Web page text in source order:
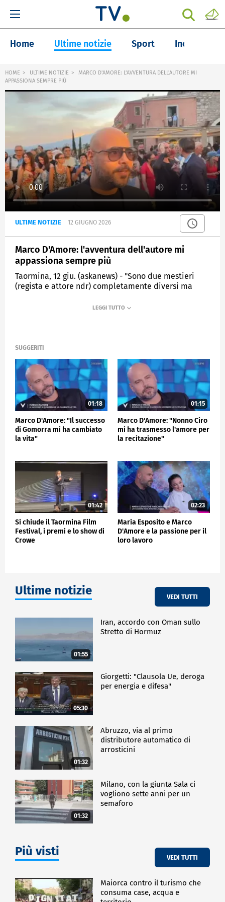
Home Ultime notizie Sport Inchieste
HOME ULTIME NOTIZIE
MARCO D'AMORE: L'AVVENTURA DELL'AUTORE MI
APPASSIONA SEMPRE PIÙ
ULTIME NOTIZIE 12 GIUGNO 2026
Marco D'Amore: l'avventura dell'autore mi
appassiona sempre più
Taormina, 12 giu. (askanews) - "Sono due mestieri
(regista e attore ndr) completamente diversi ma
prende la responsabilità di raccontare in prima
Festival, dove ha presentato il nuovo film in cui
Chiesa, rispondendo a una domanda su cosa lo
appassionasse maggiormente tra la regia e la
recitazione.
E parlando del successo di "Gomorra Le Origini",
interrogato su una possibile nuova stagione, ha
detto: "Se ci aspettate siamo contenti, è un processo
lungo, che deve questi ragionamenti alla qualità che
abbiamo raccontato e al desiderio di replicarla".
CRONACA
SUGGERITI
01:18
Marco D'Amore: "Il successo
di Gomorra mi ha cambiato
la vita"
01:15
Marco D'Amore: "Nonno Ciro
mi ha trasmesso l'amore per
la recitazione"
01:42
Si chiude il Taormina Film
Festival, i premi e lo show di
Crowe
02:23
Maria Esposito e Marco
D'Amore e la passione per il
loro lavoro
Ultime notizie VEDI TUTTI
01:55
Iran, accordo con Oman sullo
Stretto di Hormuz
05:30
Giorgetti: "Clausola Ue, deroga
per energia e difesa"
01:32
Abruzzo, via al primo
distributore automatico di
arrosticini
01:32
Milano, con la giunta Sala ci
vogliono sette anni per un
semaforo
Più visti VEDI TUTTI
Maiorca contro il turismo che
consuma case, acqua e